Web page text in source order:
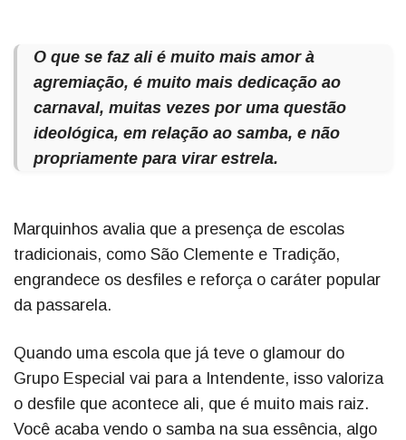
O que se faz ali é muito mais amor à
agremiação, é muito mais dedicação ao
carnaval, muitas vezes por uma questão
ideológica, em relação ao samba, e não
propriamente para virar estrela.
Marquinhos avalia que a presença de escolas
tradicionais, como São Clemente e Tradição,
engrandece os desfiles e reforça o caráter popular
da passarela.
Quando uma escola que já teve o glamour do
Grupo Especial vai para a Intendente, isso valoriza
o desfile que acontece ali, que é muito mais raiz.
Você acaba vendo o samba na sua essência, algo